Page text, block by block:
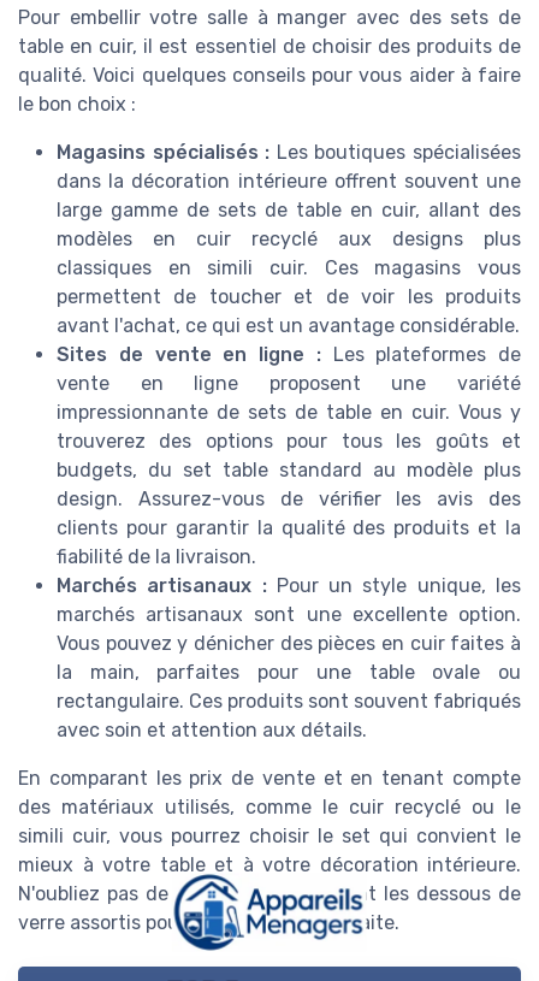
Pour embellir votre salle à manger avec des sets de
table en cuir, il est essentiel de choisir des produits de
qualité. Voici quelques conseils pour vous aider à faire
le bon choix :
Magasins spécialisés : Les boutiques spécialisées
dans la décoration intérieure offrent souvent une
large gamme de sets de table en cuir, allant des
modèles en cuir recyclé aux designs plus
classiques en simili cuir. Ces magasins vous
permettent de toucher et de voir les produits
avant l'achat, ce qui est un avantage considérable.
Sites de vente en ligne :Les plateformes de
vente en ligne proposent une variété
impressionnante de sets de table en cuir. Vous y
trouverez des options pour tous les goûts et
budgets, du set table standard au modèle plus
design. Assurez-vous de vérifier les avis des
clients pour garantir la qualité des produits et la
fiabilité de la livraison.
Marchés artisanaux :Pour un style unique, les
marchés artisanaux sont une excellente option.
Vous pouvez y dénicher des pièces en cuir faites à
la main, parfaites pour une table ovale ou
rectangulaire. Ces produits sont souvent fabriqués
avec soin et attention aux détails.
En comparant les prix de vente et en tenant compte
des matériaux utilisés, comme le cuir recyclé ou le
simili cuir, vous pourrez choisir le set qui convient le
mieux à votre table et à votre décoration intérieure.
N'oubliez pas de considérer également les dessous de
verre assortis pour une harmonie parfaite.